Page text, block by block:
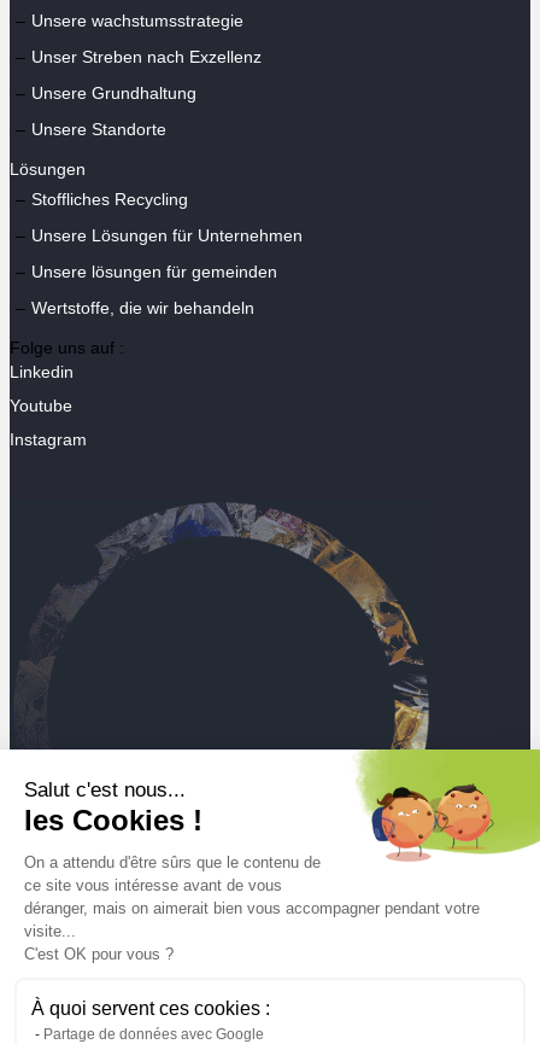
Salut c'est nous...
les Cookies !
On a attendu d'être sûrs que le contenu de
ce site vous intéresse avant de vous
déranger, mais on aimerait bien vous accompagner pendant votre
visite...
C'est OK pour vous ?
À quoi servent ces cookies :
Partage de données avec Google
Unsere wachstumsstrategie
Unser Streben nach Exzellenz
Unsere Grundhaltung
Unsere Standorte
Lösungen
Stoffliches Recycling
Unsere Lösungen für Unternehmen
Unsere lösungen für gemeinden
Wertstoffe, die wir behandeln
Folge uns auf :
Linkedin
Youtube
Instagram
der gesammelten und behandelten Abfälle seit 2025